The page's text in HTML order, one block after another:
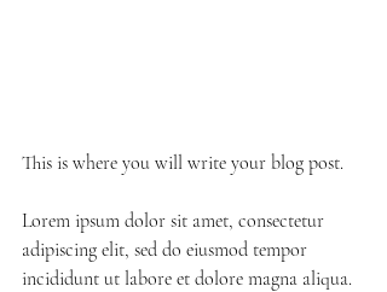
This is where you will write your blog post.
Lorem ipsum dolor sit amet, consectetur
adipiscing elit, sed do eiusmod tempor
incididunt ut labore et dolore magna aliqua.